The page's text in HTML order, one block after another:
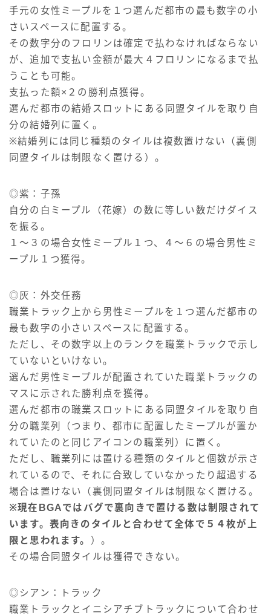
手元の女性ミープルを１つ選んだ都市の最も数字の小
さいスペースに配置する。
その数字分のフロリンは確定で払わなければならない
が、追加で支払い金額が最大４フロリンになるまで払
うことも可能。
支払った額×２の勝利点獲得。
選んだ都市の結婚スロットにある同盟タイルを取り自
分の結婚列に置く。
※結婚列には同じ種類のタイルは複数置けない（裏側
同盟タイルは制限なく置ける）。
◎紫：子孫
自分の白ミープル（花嫁）の数に等しい数だけダイス
を振る。
１～３の場合女性ミープル１つ、４～６の場合男性ミ
ープル１つ獲得。
◎灰：外交任務
職業トラック上から男性ミープルを１つ選んだ都市の
最も数字の小さいスペースに配置する。
ただし、その数字以上のランクを職業トラックで示し
ていないといけない。
選んだ男性ミープルが配置されていた職業トラックの
マスに示された勝利点を獲得。
選んだ都市の職業スロットにある同盟タイルを取り自
分の職業列（つまり、都市に配置したミープルが置か
れていたのと同じアイコンの職業列）に置く。
ただし、職業列には置ける種類のタイルと個数が示さ
れているので、それに合致していなかったり超過する
場合は置けない（裏側同盟タイルは制限なく置ける。
※現在BGAではバグで裏向きで置ける数は制限されて
います。表向きのタイルと合わせて全体で５４枚が上
限と思われます。 ）。
その場合同盟タイルは獲得できない。
◎シアン：トラック
職業トラックとイニシアチブトラックについて合わせ